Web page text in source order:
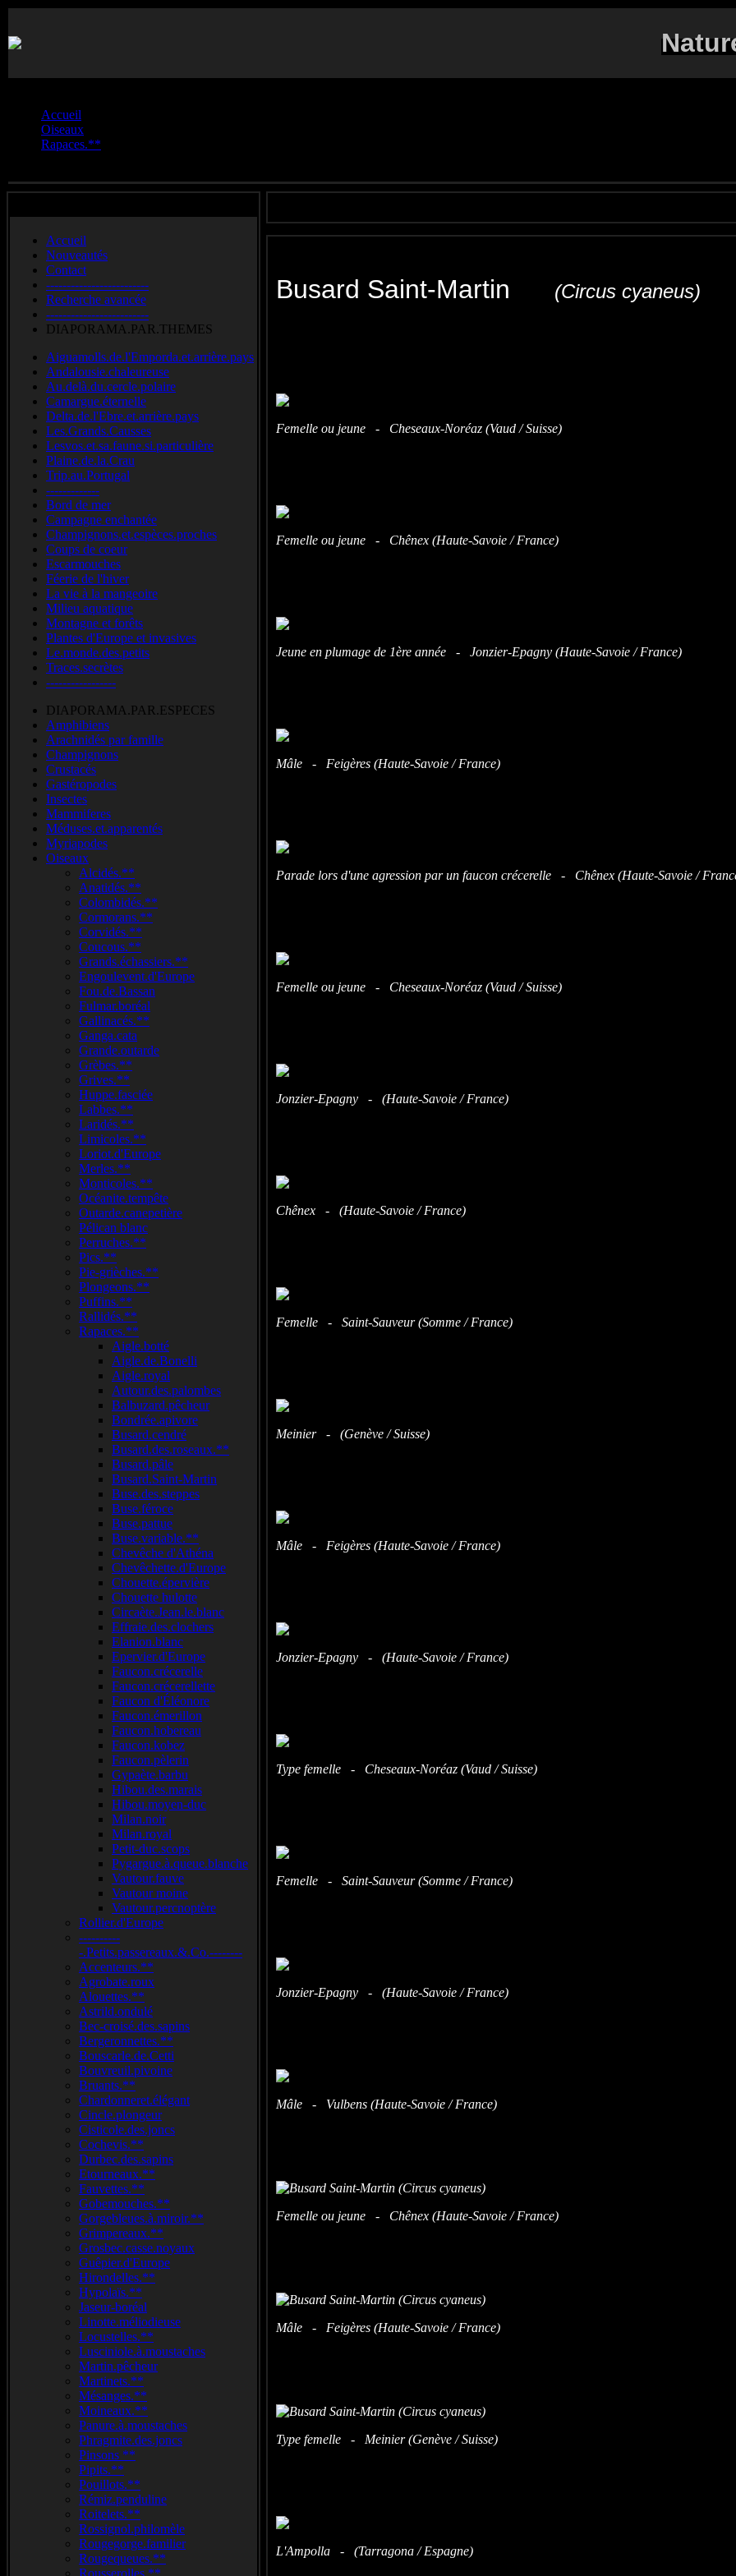
Accueil
Oiseaux
Rapaces.**
Accueil
Nouveautés
Contact
-------------------------
Recherche avancée
-------------------------
DIAPORAMA.PAR.THEMES
Aiguamolls.de.l'Emporda.et.arrière.pays
Andalousie.chaleureuse
Au.delà.du.cercle.polaire
Camargue.éternelle
Delta.de.l'Ebre.et.arrière.pays
Les.Grands.Causses
Lesvos.et.sa.faune.si.particulière
Plaine.de.la.Crau
Trip.au.Portugal
-------------
Bord de mer
Campagne enchantée
Champignons.et.espèces.proches
Coups de coeur
Escarmouches
Féerie de l'hiver
La vie à la mangeoire
Milieu aquatique
Montagne et forêts
Plantes d'Europe et invasives
Le.monde.des.petits
Traces.secrètes
-----------------
DIAPORAMA.PAR.ESPECES
Amphibiens
Arachnidés par famille
Champignons
Crustacés
Gastéropodes
Insectes
Mammiferes
Méduses.et.apparentés
Myriapodes
Oiseaux
Alcidés.**
Anatidés.**
Colombidés.**
Cormorans.**
Corvidés.**
Coucous.**
Grands.échassiers.**
Engoulevent.d'Europe
Fou.de.Bassan
Fulmar.boréal
Gallinacés.**
Ganga.cata
Grande.outarde
Grèbes.**
Grives.**
Huppe.fasciée
Labbes.**
Laridés.**
Limicoles.**
Loriot.d'Europe
Merles.**
Monticoles.**
Océanite.tempête
Outarde.canepetière
Pélican blanc
Perruches.**
Pics.**
Pie-grièches.**
Plongeons.**
Puffins.**
Rallidés.**
Rapaces.**
Aigle.botté
Aigle.de.Bonelli
Aigle.royal
Autour.des.palombes
Balbuzard.pêcheur
Bondrée.apivore
Busard.cendré
Busard.des.roseaux.**
Busard.pâle
Busard.Saint-Martin
Buse.des.steppes
Buse.féroce
Buse.pattue
Buse.variable.**
Chevêche d'Athéna
Chevêchette.d'Europe
Chouette.épervière
Chouette hulotte
Circaète.Jean.le.blanc
Effraie.des.clochers
Elanion.blanc
Epervier.d'Europe
Faucon.crécerelle
Faucon.crécerellette
Faucon d'Éléonore
Faucon.émerillon
Faucon.hobereau
Faucon.kobez
Faucon.pèlerin
Gypaète.barbu
Hibou.des.marais
Hibou.moyen-duc
Milan.noir
Milan.royal
Petit-duc.scops
Pygargue.à.queue.blanche
Vautour.fauve
Vautour moine
Vautour.percnoptère
Rollier.d'Europe
----------
-.Petits.passereaux.&.Co.--------
Accenteurs.**
Agrobate.roux
Alouettes.**
Astrild.ondulé
Bec-croisé.des.sapins
Bergeronnettes.**
Bouscarle.de.Cetti
Bouvreuil.pivoine
Bruants.**
Chardonneret.élégant
Cincle.plongeur
Cisticole.des.joncs
Cochevis.**
Durbec.des.sapins
Etourneaux.**
Fauvettes.**
Gobemouches.**
Gorgebleues.à.miroir.**
Grimpereaux.**
Grosbec.casse.noyaux
Guêpier.d'Europe
Hirondelles.**
Hypolaïs.**
Jaseur-boréal
Linotte.méliodieuse
Locustelles.**
Lusciniole.à.moustaches
Martin.pêcheur
Martinets.**
Mésanges.**
Moineaux.**
Panure.à.moustaches
Phragmite.des.joncs
Pinsons **
Pipits.**
Pouillots.**
Rémiz.penduline
Roitelets.**
Rossignol.philomèle
Rougegorge.familier
Rougequeues.**
Rousserolles.**
Busard Saint-Martin (Circus cyaneus)
Femelle ou jeune - Cheseaux-Noréaz (Vaud / Suisse)
Femelle ou jeune - Chênex (Haute-Savoie / France)
Jeune en plumage de 1ère année - Jonzier-Epagny (Haute-Savoie / France)
Mâle - Feigères (Haute-Savoie / France)
Parade lors d'une agression par un faucon crécerelle - Chênex (Haute-Savoie /
Femelle ou jeune - Cheseaux-Noréaz (Vaud / Suisse)
Jonzier-Epagny - (Haute-Savoie / France)
Chênex - (Haute-Savoie / France)
Femelle - Saint-Sauveur (Somme / France)
Meinier - (Genève / Suisse)
Mâle - Feigères (Haute-Savoie / France)
Jonzier-Epagny - (Haute-Savoie / France)
Type femelle - Cheseaux-Noréaz (Vaud / Suisse)
Femelle - Saint-Sauveur (Somme / France)
Jonzier-Epagny - (Haute-Savoie / France)
Mâle - Vulbens (Haute-Savoie / France)
Femelle ou jeune - Chênex (Haute-Savoie / France)
Mâle - Feigères (Haute-Savoie / France)
Type femelle - Meinier (Genève / Suisse)
L'Ampolla - (Tarragona / Espagne)